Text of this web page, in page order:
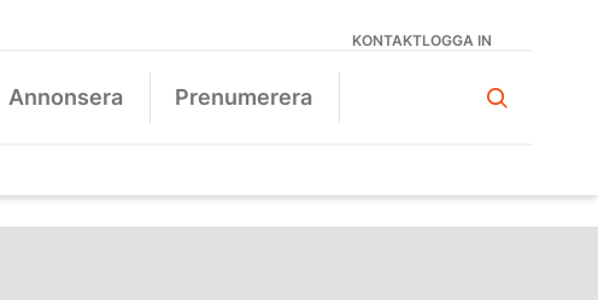
KONTAKTLOGGA IN
Annonsera Prenumerera